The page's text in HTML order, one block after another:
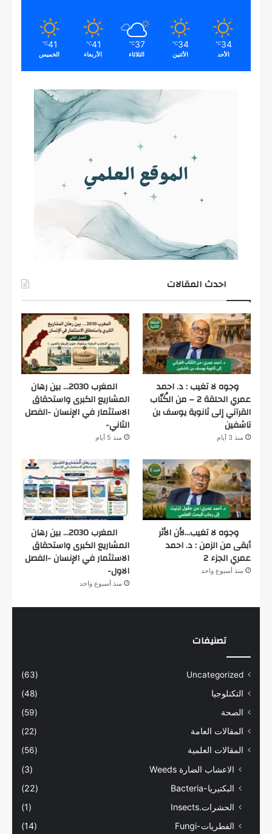
34
℃
الأحد
34
℃
الأثنين
37
℃
الثلاثاء
41
℃
الأربعاء
41
℃
الخميس
احدث المقالات
وجوه لا تغيب : د. احمد
عمري الحلقة 2 – من الكُتّاب
القرآني إلى ثانوية يوسف بن
تاشفين
منذ 3 أيام
المغرب 2030… بين رهان
المشاريع الكبرى واستحقاق
الاستثمار في الإنسان -الفصل
الثاني-
منذ 5 أيام
وجوه لا تغيب…لأن الأثر
أبقى من الزمن : د. احمد
عمري الجزء 2
منذ أسبوع واحد
المغرب 2030… بين رهان
المشاريع الكبرى واستحقاق
الاستثمار في الإنسان -الفصل
الاول-
منذ أسبوع واحد
تصنيفات
Uncategorized
(63)
التكنلوجيا
(48)
الصحة
(59)
المقالات العامة
(22)
المقالات العلمية
(56)
الاعشاب الضارة Weeds
(3)
البكتيريا-Bacteria
(22)
الحشرات.Insects
(1)
الفطريات-Fungi
(14)